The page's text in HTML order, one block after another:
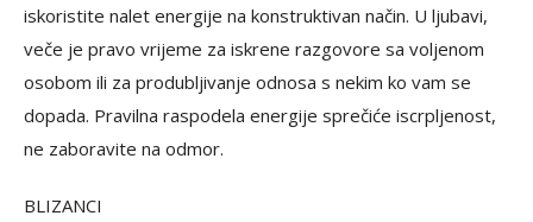
iskoristite nalet energije na konstruktivan način. U ljubavi,
veče je pravo vrijeme za iskrene razgovore sa voljenom
osobom ili za produbljivanje odnosa s nekim ko vam se
dopada. Pravilna raspodela energije sprečiće iscrpljenost,
ne zaboravite na odmor.
BLIZANCI